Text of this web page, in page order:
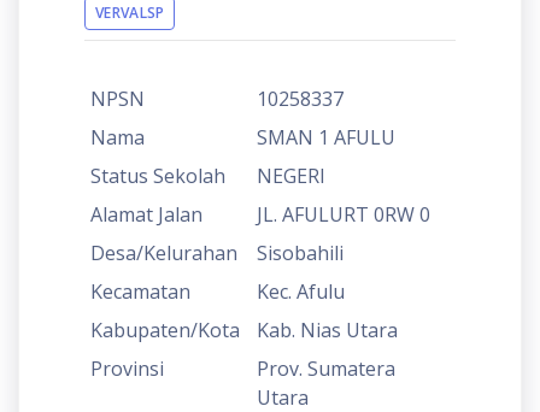
VERVALSP
NPSN
10258337
Nama
SMAN 1 AFULU
Status Sekolah
NEGERI
Alamat Jalan
JL. AFULURT 0RW 0
Desa/Kelurahan
Sisobahili
Kecamatan
Kec. Afulu
Kabupaten/Kota
Kab. Nias Utara
Provinsi
Prov. Sumatera
Utara